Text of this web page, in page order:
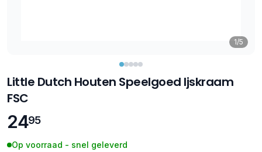
1/5
Little Dutch Houten Speelgoed Ijskraam
FSC
2495
Op voorraad - snel geleverd